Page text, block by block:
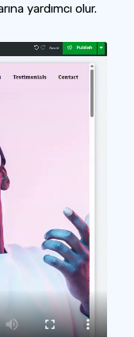
yardımcı olur.